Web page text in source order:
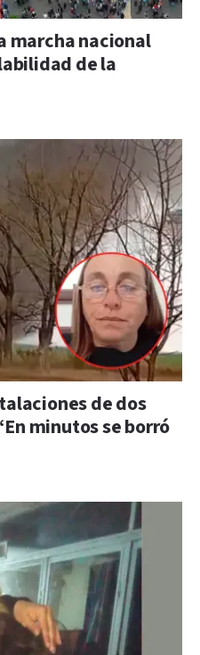
marcha nacional
de la
de dos
minutos se borró